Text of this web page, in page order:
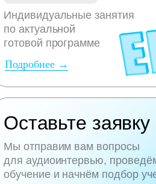
Мы отправим вам вопросы
для аудиоинтервью,
обучение и начнём подбор
Оставьте заявку
Подробнее →
Индивидуальные занятия
по актуальной
готовой программе